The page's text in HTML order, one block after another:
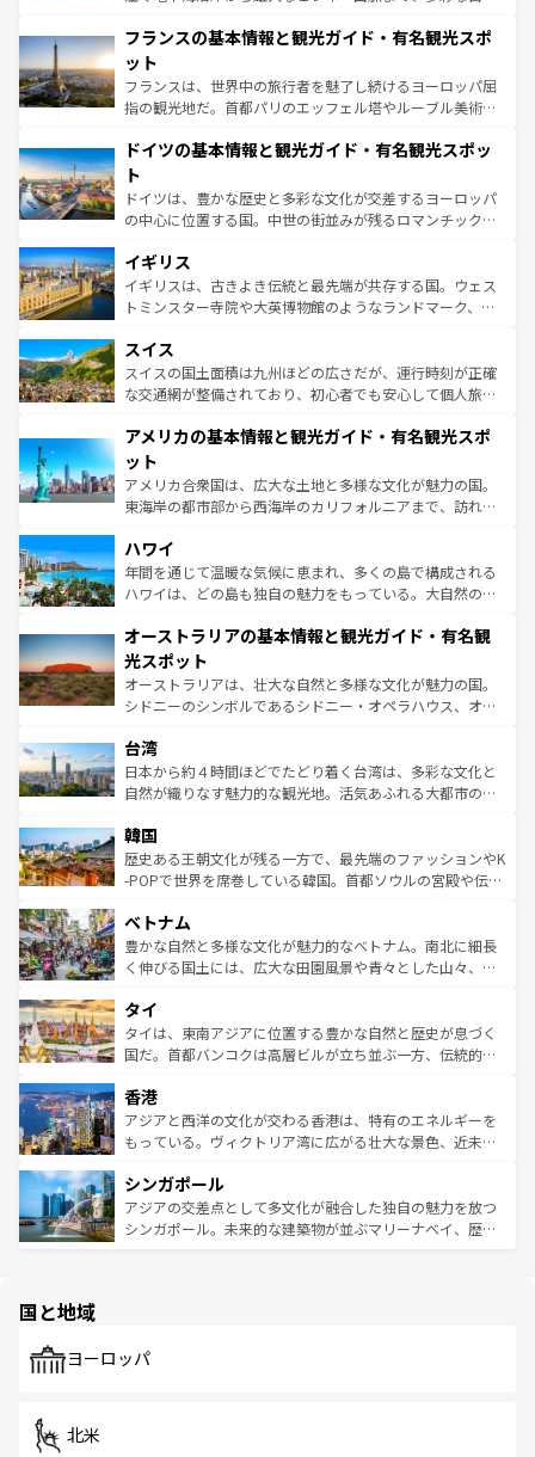
なお、新着のイタリア情報はコンテンツ一覧を参照してほ
しい。
文化が根付くこの国では、情熱的なフラメンコ、熱気あふ
れる闘牛、そして美味しいタパスが生活の一部となってい
る。首都マドリードの洗練された雰囲気や、バルセロナの
アートに溢れた街角から、地方では古代ローマ遺跡や中世
せる。地方によって風土や気候が異なるスペインはその個
ンテンツ一覧 を参照してほしい。
フランスの基本情報と観光ガイド・有名観光スポ
ット
フランスは、世界中の旅行者を魅了し続けるヨーロッパ屈
指の観光地だ。首都パリのエッフェル塔やルーブル美術館
で、幅広い魅力が詰まっている。華麗な宮殿、歴史的な大
聖堂、美しいビーチ、そして豊かな自然が、訪れる者を心
から魅了する。また、フランスは美食の国としても知ら
れ、フランス料理はユネスコ無形文化遺産にも登録されて
香り高いラベンダー畑など、多彩な楽しみ方が可能だ。さ
らに、パリ以外の地域にも魅力が溢れており、どの街角に
も豊かな歴史と文化が息づいている。パリ以外の個性あふ
を参照してほしい。
ドイツの基本情報と観光ガイド・有名観光スポッ
ト
ドイツは、豊かな歴史と多彩な文化が交差するヨーロッパ
の中心に位置する国。中世の街並みが残るロマンチック街
顔を持つこの国は、どこを歩いても飽きることがない。ベ
ルリンの文化的活気、バイエルン州のアルプスの絶景、そ
してライン川沿いのワイン畑といった風景は必見。ビール
は、お酒好きな人にはぜひ体験してほしい。 なお、新着の
ドイツ情報はコンテンツ一覧を参照してほしい。
イギリス
イギリスは、古きよき伝統と最先端が共存する国。ウェス
トミンスター寺院や大英博物館のようなランドマーク、歴
リアごとに異なる魅力がある。また、優雅なアフタヌーン
ティー、ビール好きにはたまらない英国パブ、サッカー観
戦など、本場だからこそできる体験も豊富。イギリスを旅
ンツ一覧を参照してほしい。
スイス
スイスの国土面積は九州ほどの広さだが、運行時刻が正確
な交通網が整備されており、初心者でも安心して個人旅行
の建物がそのまま残る町や、スイスならではのユニークな
博物館もあり、アルプス観光だけでなく町歩きも満喫する
ことができる。国民の所得が高いため物価も高いが、旅行
者向けの交通パス提供のサービスもあり、うまく活用すれ
着のスイス情報は
アメリカの基本情報と観光ガイド・有名観光スポ
ット
アメリカ合衆国は、広大な土地と多様な文化が魅力の国。
東海岸の都市部から西海岸のカリフォルニアまで、訪れる
のような巨大都市は、観光、ショッピング、エンターテイ
ンメントが詰まった刺激的なスポットだ。一方、アメリカ
西部には大自然が広がり、グランドキャニオンやイエロー
部のニューオーリンズでは、音楽と美食が融合した独特の
文化が魅力。旅行者はアメリカの各地域で異なる魅力を楽
しみながら、その多様性と豊かな歴史を感じることができ
るだろう。車でのロードトリップや列車の旅も、アメリカ
情報は
ハワイ
年間を通じて温暖な気候に恵まれ、多くの島で構成される
ハワイは、どの島も独自の魅力をもっている。大自然の神
ワイ島は見逃せない。また、定番の観光地といえばオアフ
島だが、静かな自然を求めるならマウイ島やカウアイ島が
おすすめ。エメラルドグリーンに輝く海をはじめ、豊かな
文化や歴史が息づいている。「アロハスピリット」と呼ば
人々、おいしいローカルフードやハワイアンミュージッ
ク、伝統的なフラダンスなど、すべてがハワイの魅力を彩
っている。訪れるたびに新しい発見と感動が待っているハ
はコンテンツ一覧
オーストラリアの基本情報と観光ガイド・有名観
光スポット
オーストラリアは、壮大な自然と多様な文化が魅力の国。
シドニーのシンボルであるシドニー・オペラハウス、オー
リアリーフや大陸中央部にそびえるウルル（エアーズロッ
ク）、タスマニアの美しい原生林やケアンズの熱帯雨林な
ど、見どころがたくさん。また、カフェやワイン、オージ
いる。アクティビティも充実しており、サーフィンやダイ
ビング、ハイキングなど、アウトドア好きにはたまらな
い。オーストラリアの多彩な魅力を存分に味わいつくそ
参照してほしい。
台湾
日本から約４時間ほどでたどり着く台湾は、多彩な文化と
自然が織りなす魅力的な観光地。活気あふれる大都市の台
ン）、静ひつな山岳地帯である台湾東部など、都市の喧騒
と山間の静けさが共存しており、訪れる人に新しい発見と
驚きをもたらしてくれる。また、奥深い台湾の食文化も魅
容にもいいと評判のスイーツなど、バラエティ豊かな料理
が味わえる。 なお、新着の台湾情報は コンテンツ一覧を参
照してほしい。
韓国
歴史ある王朝文化が残る一方で、最先端のファッションやK
-POPで世界を席巻している韓国。首都ソウルの宮殿や伝統
き、地方に足を延ばせば四季折々の自然美を楽しむことが
できる。そして、キムチや焼肉、絶品のストリートフード
まで、さまざまな韓国料理が待っている。夜には、韓国な
リティに包まれながら、韓国の多彩な魅力を心ゆくまで味
わってみてほしい。 なお、新着の韓国情報はコンテンツ一
覧を参照してほしい。
ベトナム
豊かな自然と多様な文化が魅力的なベトナム。南北に細長
く伸びる国土には、広大な田園風景や青々とした山々、世
急速な発展と共に伝統が息づく。ハノイの古い町並みやホ
ーチミン市のフランス統治時代の建物も、独特の雰囲気を
醸し出している。また、バラエティの豊かさとおいしさで
とつ。フォーやバインミー、ベトナムコーヒーなどは、ぜ
ひ現地で味わいたい。どの地域を訪れてもあたたかい人々
が旅行者を迎えてくれるので、きっと忘れられない旅にな
参照してほしい。
タイ
タイは、東南アジアに位置する豊かな自然と歴史が息づく
国だ。首都バンコクは高層ビルが立ち並ぶ一方、伝統的な
の活気が交差している。北部ではチェンマイなどの山岳地
帯で自然と触れ合い、南部ではプーケットやクラビの美し
いビーチでリゾート気分を楽しむことができる。タイ料理
激する。気候は一年中温暖で、どの季節にも異なる楽しみ
が待っている。親しみやすいタイの人々、仏教を中心とし
た文化、そして多様な観光資源が、訪れる旅人を魅了し続
香港
アジアと西洋の文化が交わる香港は、特有のエネルギーを
もっている。ヴィクトリア湾に広がる壮大な景色、近未来
み、どこを訪れても感動するはず。観光スポットが密集し
ており、効率よく見どころを回れるのも魅力。息をのむよ
うな絶景から文化的な体験まで、香港を存分に楽しみ尽く
シンガポール
アジアの交差点として多文化が融合した独自の魅力を放つ
シンガポール。未来的な建築物が並ぶマリーナベイ、歴史
で、ホーカーズは地元の風情を楽しめる外せないスポット
国と地域
ヨーロッパ
北米